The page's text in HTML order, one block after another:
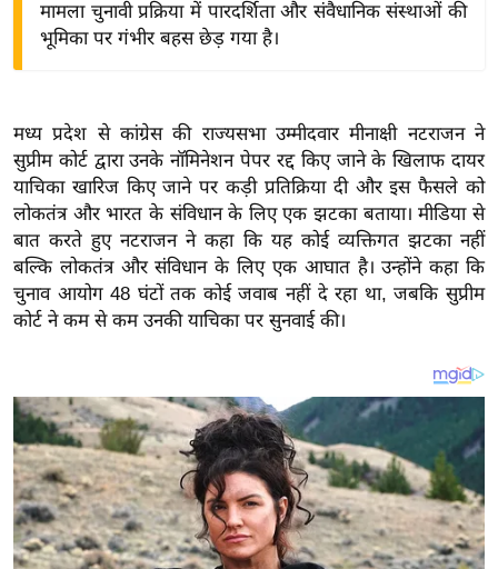
ष
ज्ञ
रा
य
ब
ज
ट
क्रि
के
ट
I
P
L
मामला चुनावी प्रक्रिया में पारदर्शिता और संवैधानिक संस्थाओं की
भूमिका पर गंभीर बहस छेड़ गया है।
मध्य प्रदेश से कांग्रेस की राज्यसभा उम्मीदवार मीनाक्षी नटराजन ने
सुप्रीम कोर्ट द्वारा उनके नॉमिनेशन पेपर रद्द किए जाने के खिलाफ दायर
याचिका खारिज किए जाने पर कड़ी प्रतिक्रिया दी और इस फैसले को
लोकतंत्र और भारत के संविधान के लिए एक झटका बताया। मीडिया से
बात करते हुए नटराजन ने कहा कि यह कोई व्यक्तिगत झटका नहीं
बल्कि लोकतंत्र और संविधान के लिए एक आघात है। उन्होंने कहा कि
चुनाव आयोग 48 घंटों तक कोई जवाब नहीं दे रहा था, जबकि सुप्रीम
कोर्ट ने कम से कम उनकी याचिका पर सुनवाई की।